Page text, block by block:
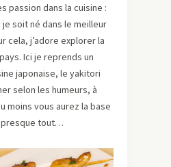
passion dans la cuisine :
soit né dans le meilleur
cela, j’adore explorer la
Ici je reprends un
japonaise, le yakitori
selon les humeurs, à
moins vous aurez la base
presque tout…